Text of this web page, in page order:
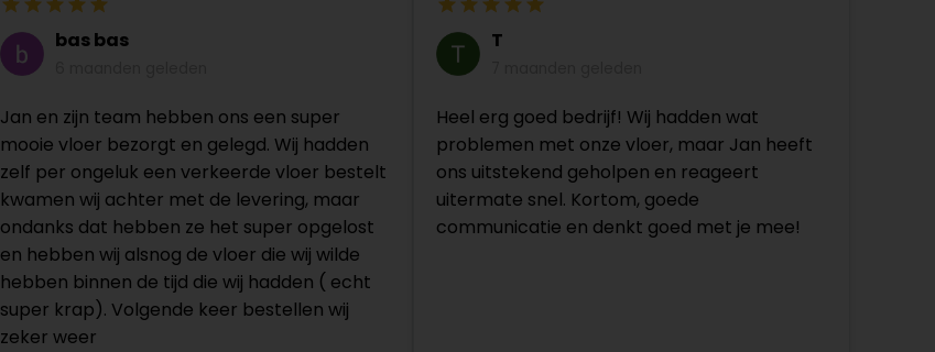
bas bas
Jan en zijn team hebben ons een super
mooie vloer bezorgt en gelegd. Wij hadden
zelf per ongeluk een verkeerde vloer bestelt
kwamen wij achter met de levering, maar
ondanks dat hebben ze het super opgelost
en hebben wij alsnog de vloer die wij wilde
hebben binnen de tijd die wij hadden ( echt
super krap). Volgende keer bestellen wij
zeker weer
T
Heel erg goed bedrijf! Wij hadden wat
problemen met onze vloer, maar Jan heeft
ons uitstekend geholpen en reageert
uitermate snel. Kortom, goede
communicatie en denkt goed met je mee!